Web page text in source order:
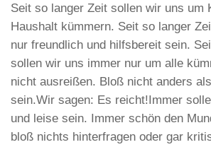
Seit so langer Zeit sollen wir uns um
Haushalt kümmern. Seit so langer
nur freundlich und hilfsbereit sein.
sollen wir uns immer nur um alle
nicht ausreißen. Bloß nicht anders
sein.Wir sagen: Es reicht!Immer
und leise sein. Immer schön den
bloß nichts hinterfragen oder gar